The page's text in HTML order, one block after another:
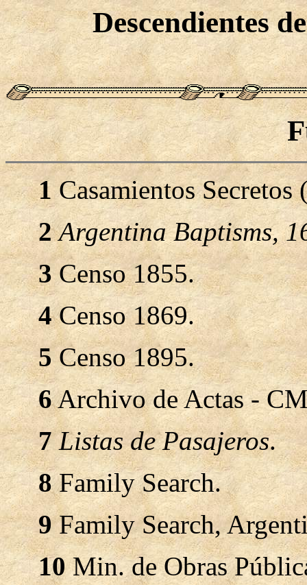
Descendientes
1Casamientos Secretos
2 Argentina Baptisms,
3Censo 1855.
4Censo 1869.
5Censo 1895.
6Archivo de Actas -
7 Listas de Pasajeros.
8Family Search.
9Family Search,
10Min. de Obras